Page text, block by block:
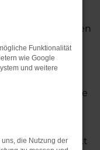
Land glänzt.
Ihnen neben
auch
Wir
passenden
die
passen.
wie
direkt
Funktionalität
wie Google
und weitere
die Nutzung der